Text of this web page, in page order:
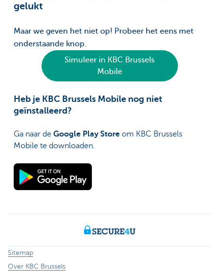
gelukt
Maar we geven het niet op! Probeer het eens met
onderstaande knop.
Simuleer in KBC Brussels
Mobile
Heb je KBC Brussels Mobile nog niet
geïnstalleerd?
Ga naar de Google Play Store om KBC Brussels
Mobile te downloaden.
Sitemap
Over KBC Brussels